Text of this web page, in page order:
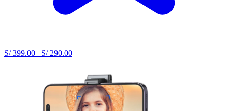
S/ 399.00 S/ 290.00